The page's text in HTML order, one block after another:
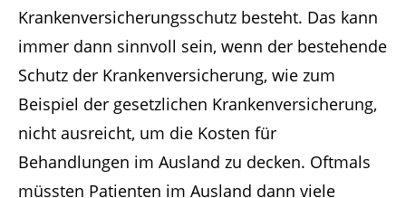
Krankenversicherungsschutz besteht. Das kann
immer dann sinnvoll sein, wenn der bestehende
Schutz der Krankenversicherung, wie zum
Beispiel der gesetzlichen Krankenversicherung,
nicht ausreicht, um die Kosten für
Behandlungen im Ausland zu decken. Oftmals
müssten Patienten im Ausland dann viele